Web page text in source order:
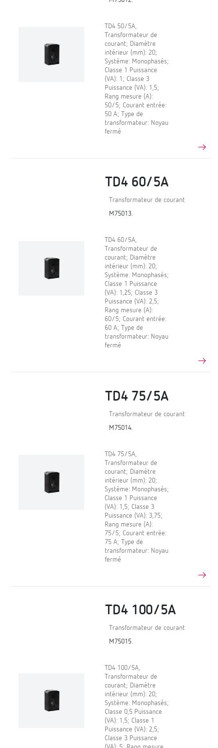
TD4 50/5A,
Transformateur de
courant; Diamètre
intérieur (mm): 20;
Système: Monophasés;
Classe 1 Puissance
(VA): 1; Classe 3
Puissance (VA): 1,5;
Rang mesure (A):
50/5; Courant entrée:
50 A; Type de
transformateur: Noyau
fermé
TD4 60/5A
Transformateur de courant
M75013.
TD4 60/5A,
Transformateur de
courant; Diamètre
intérieur (mm): 20;
Système: Monophasés;
Classe 1 Puissance
(VA): 1,25; Classe 3
Puissance (VA): 2,5;
Rang mesure (A):
60/5; Courant entrée:
60 A; Type de
transformateur: Noyau
fermé
TD4 75/5A
Transformateur de courant
M75014.
TD4 75/5A,
Transformateur de
courant; Diamètre
intérieur (mm): 20;
Système: Monophasés;
Classe 1 Puissance
(VA): 1,5; Classe 3
Puissance (VA): 3,75;
Rang mesure (A):
75/5; Courant entrée:
75 A; Type de
transformateur: Noyau
fermé
TD4 100/5A
Transformateur de courant
M75015.
TD4 100/5A,
Transformateur de
courant; Diamètre
intérieur (mm): 20;
Système: Monophasés;
Classe 0,5 Puissance
(VA): 1,5; Classe 1
Puissance (VA): 2,5;
Classe 3 Puissance